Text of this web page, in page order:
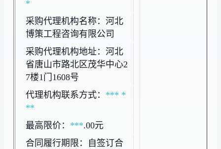
*
采购代理机构名称：河北
博策工程咨询有限公司
采购代理机构地址：河北
省唐山市路北区茂华中心2
7楼1门1608号
代理机构联系方式： *** *
**
最高限价： ***.00元
合同履行期限：自签订合